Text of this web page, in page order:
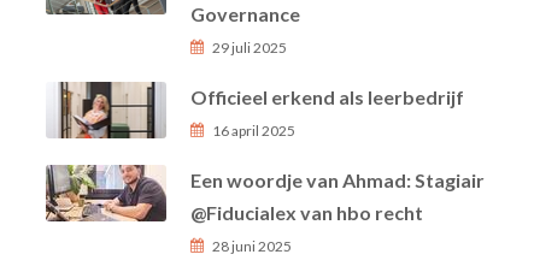
Governance
29 juli 2025
Officieel erkend als leerbedrijf
16 april 2025
Een woordje van Ahmad: Stagiair
@Fiducialex van hbo recht
28 juni 2025